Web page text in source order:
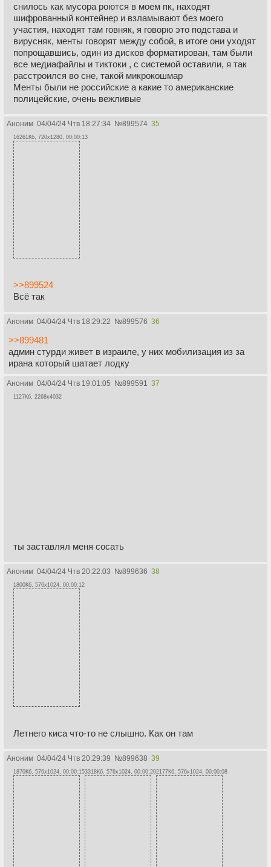
снилось как мусора роются в моем пк, находят
шифрованный контейнер и взламывают без моего
участия, находят там говняк, я говорю это подстава и
вирусняк, менты говорят между собой, в итоге они уходят
попрощавшись, один из дисков форматирован, там были
все медиафайлы и тиктоки , с системой оставили, я так
расстроился во сне, такой микрокошмар
Менты были не российские а какие то американские
полицейские, очень вежливые
Аноним 04/04/24 Чтв 18:27:34 №899574 35
16261Кб, 720x1280, 00:00:13
>>899524
Всё так
Аноним 04/04/24 Чтв 18:29:22 №899576 36
>>899481
админ стурди живет в израиле, у них мобилизация из за
ирана который шатает лодку
Аноним 04/04/24 Чтв 19:01:05 №899591 37
1127Кб, 2268x4032
ты заставлял меня сосать
Аноним 04/04/24 Чтв 20:22:03 №899636 38
1800Кб, 576x1024, 00:00:12
Летнего киса что-то не слышно. Как он там
Аноним 04/04/24 Чтв 20:29:39 №899638 39
1870Кб, 576x1024, 00:00:153318Кб, 576x1024, 00:00:202177Кб, 576x1024, 00:00:08